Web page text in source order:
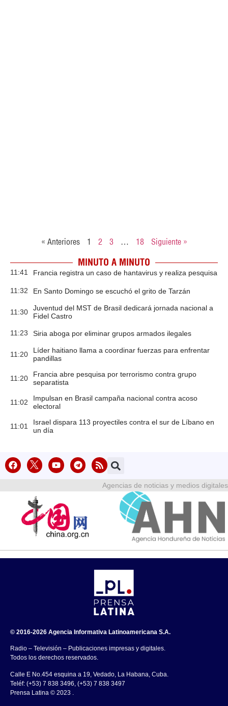
« Anteriores 1 2 3 … 18 Siguiente »
MINUTO A MINUTO
11:41 Francia registra un caso de hantavirus y realiza pesquisa
11:32 En Santo Domingo se escuchó el grito de Tarzán
11:30
Juventud del MST de Brasil dedicará jornada nacional a
Fidel Castro
11:23 Siria aboga por eliminar grupos armados ilegales
11:20
Líder haitiano llama a coordinar fuerzas para enfrentar
pandillas
11:20
Francia abre pesquisa por terrorismo contra grupo
separatista
11:02
Impulsan en Brasil campaña nacional contra acoso
electoral
11:01
Israel dispara 113 proyectiles contra el sur de Líbano en
un día
Agencias de noticias y medios digitales
© 2016-2026 Agencia Informativa Latinoamericana S.A.
Radio – Televisión – Publicaciones impresas y digitales.
Todos los derechos reservados.
Calle E No.454 esquina a 19, Vedado, La Habana, Cuba.
Teléf: (+53) 7 838 3496, (+53) 7 838 3497
Prensa Latina © 2023 .